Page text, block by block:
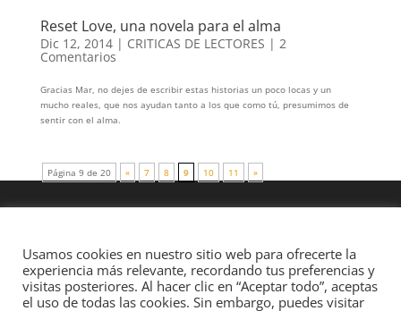
Reset Love, una novela para el alma
Dic 12, 2014| CRITICAS DE LECTORES | 2
Comentarios
Gracias Mar, no dejes de escribir estas historias un poco locas y un
mucho reales, que nos ayudan tanto a los que como tú, presumimos de
sentir con el alma.
Página 9 de 20 « 7 8 9 10 11 »
Usamos cookies en nuestro sitio web para ofrecerte la
experiencia más relevante, recordando tus preferencias y
visitas posteriores. Al hacer clic en “Aceptar todo”, aceptas
el uso de todas las cookies. Sin embargo, puedes visitar